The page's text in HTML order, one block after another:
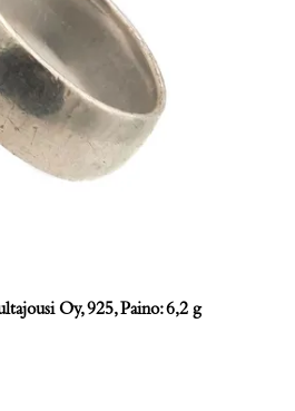
Oy, 925, Paino: 6,2 g